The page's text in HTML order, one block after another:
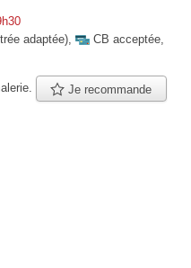
adaptée), CB acceptée,
Je recommande